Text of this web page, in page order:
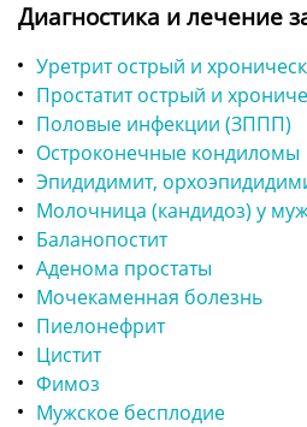
Диагностика и лечение
Уретрит острый и
Простатит острый и
Половые инфекции (ЗППП)
Остроконечные кондиломы
Эпидидимит,
Молочница (кандидоз) у
Баланопостит
Аденома простаты
Мочекаменная болезнь
Пиелонефрит
Цистит
Фимоз
Мужское бесплодие